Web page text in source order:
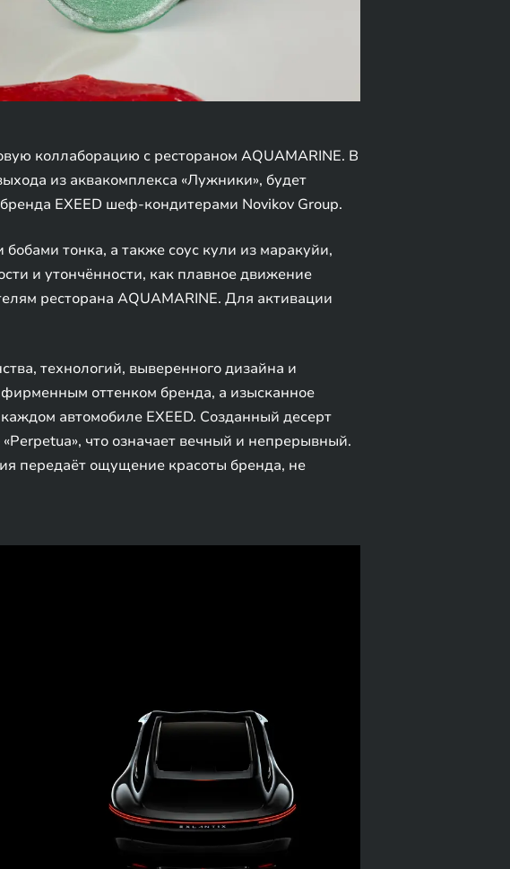
коллаборацию с рестораном AQUAMARINE. В
из аквакомплекса «Лужники», будет
EXEED шеф-кондитерами Novikov Group.
тонка, а также соус кули из маракуйи,
и утончённости, как плавное движение
ресторана AQUAMARINE. Для активации
технологий, выверенного дизайна и
оттенком бренда, а изысканное
автомобиле EXEED. Созданный десерт
что означает вечный и непрерывный.
передаёт ощущение красоты бренда, не